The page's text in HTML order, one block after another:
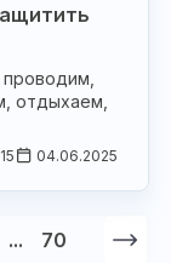
отдыхаем,
04.06.2025
... 70